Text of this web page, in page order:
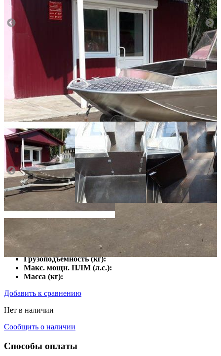
Количество мест:
Ширина (см):
Грузоподъемность (кг):
Макс. мощн. ПЛМ (л.с.):
Масса (кг):
Добавить к сравнению
Нет в наличии
Сообщить о наличии
Способы оплаты